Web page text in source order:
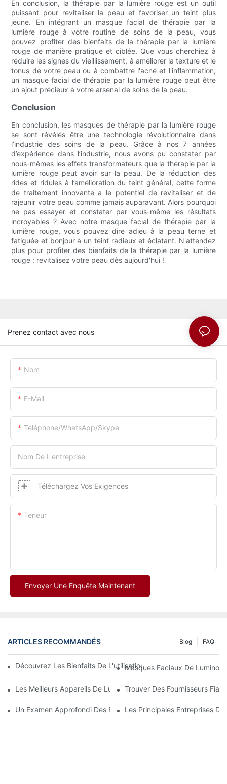
En conclusion, la thérapie par la lumière rouge est un outil
puissant pour revitaliser la peau et favoriser un teint plus
jeune. En intégrant un masque facial de thérapie par la
lumière rouge à votre routine de soins de la peau, vous
pouvez profiter des bienfaits de la thérapie par la lumière
rouge de manière pratique et ciblée. Que vous cherchiez à
réduire les signes du vieillissement, à améliorer la texture et le
tonus de votre peau ou à combattre l'acné et l'inflammation,
un masque facial de thérapie par la lumière rouge peut être
un ajout précieux à votre arsenal de soins de la peau.
Conclusion
En conclusion, les masques de thérapie par la lumière rouge
se sont révélés être une technologie révolutionnaire dans
l’industrie des soins de la peau. Grâce à nos 7 années
d’expérience dans l’industrie, nous avons pu constater par
nous-mêmes les effets transformateurs que la thérapie par la
lumière rouge peut avoir sur la peau. De la réduction des
rides et ridules à l’amélioration du teint général, cette forme
de traitement innovante a le potentiel de revitaliser et de
rajeunir votre peau comme jamais auparavant. Alors pourquoi
ne pas essayer et constater par vous-même les résultats
incroyables ? Avec notre masque facial de thérapie par la
lumière rouge, vous pouvez dire adieu à la peau terne et
fatiguée et bonjour à un teint radieux et éclatant. N'attendez
plus pour profiter des bienfaits de la thérapie par la lumière
rouge : revitalisez votre peau dès aujourd'hui !
Prenez contact avec nous
Nom
E-Mail
Téléphone/WhatsApp/Skype
Nom De L'entreprise
Téléchargez Vos Exigences
Teneur
Envoyer Une Enquête Maintenant
ARTICLES RECOMMANDÉS FAQ
Blog
Découvrez Les Bienfaits De L'utilisation D'un Masque De
Masques Faciaux De
Les Meilleurs Appareils De Luminothérapie Rouge Et Infrarouge
Trouver Des Fournisseurs
Un Examen Approfondi Des Bienfaits De La Luminothérapie
Les Principales Entreprises